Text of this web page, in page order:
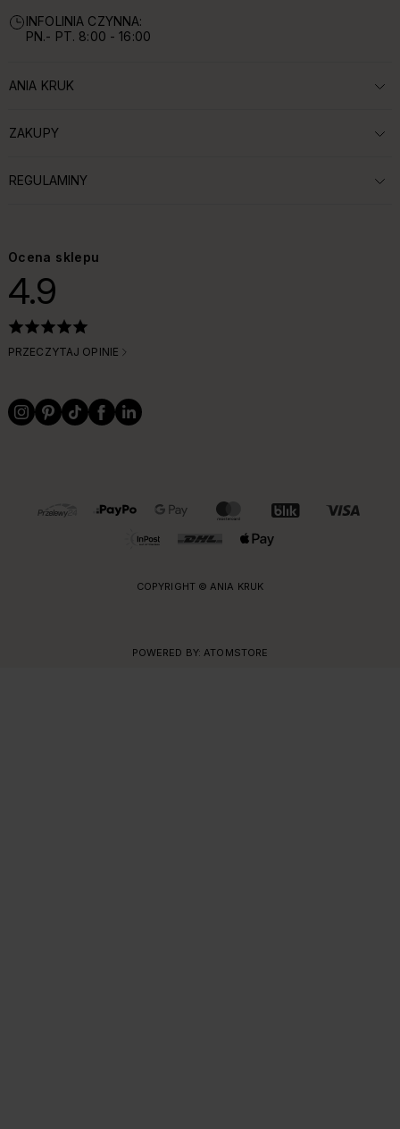
INFOLINIA CZYNNA:
PN.- PT. 8:00 - 16:00
ROZWIŃ SEKCJĘ:
ANIA KRUK
ROZWIŃ SEKCJĘ:
ZAKUPY
ROZWIŃ SEKCJĘ:
REGULAMINY
Ocena sklepu
4.9
PRZECZYTAJ OPINIE
OBSŁUGIWANE FORMY PŁATNOŚCI I DOSTAWY
COPYRIGHT © ANIA KRUK
POWERED BY: ATOMSTORE